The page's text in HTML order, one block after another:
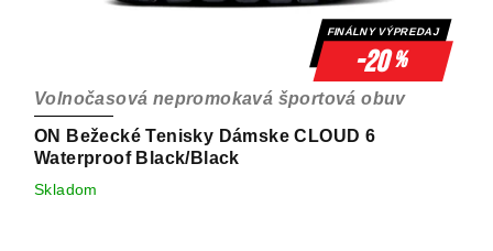
FINÁLNY VÝPREDAJ
-20%
ON Bežecké Tenisky Dámske CLOUD 6
Waterproof Black/Black
Volnočasová nepromokavá športová obuv
Skladom